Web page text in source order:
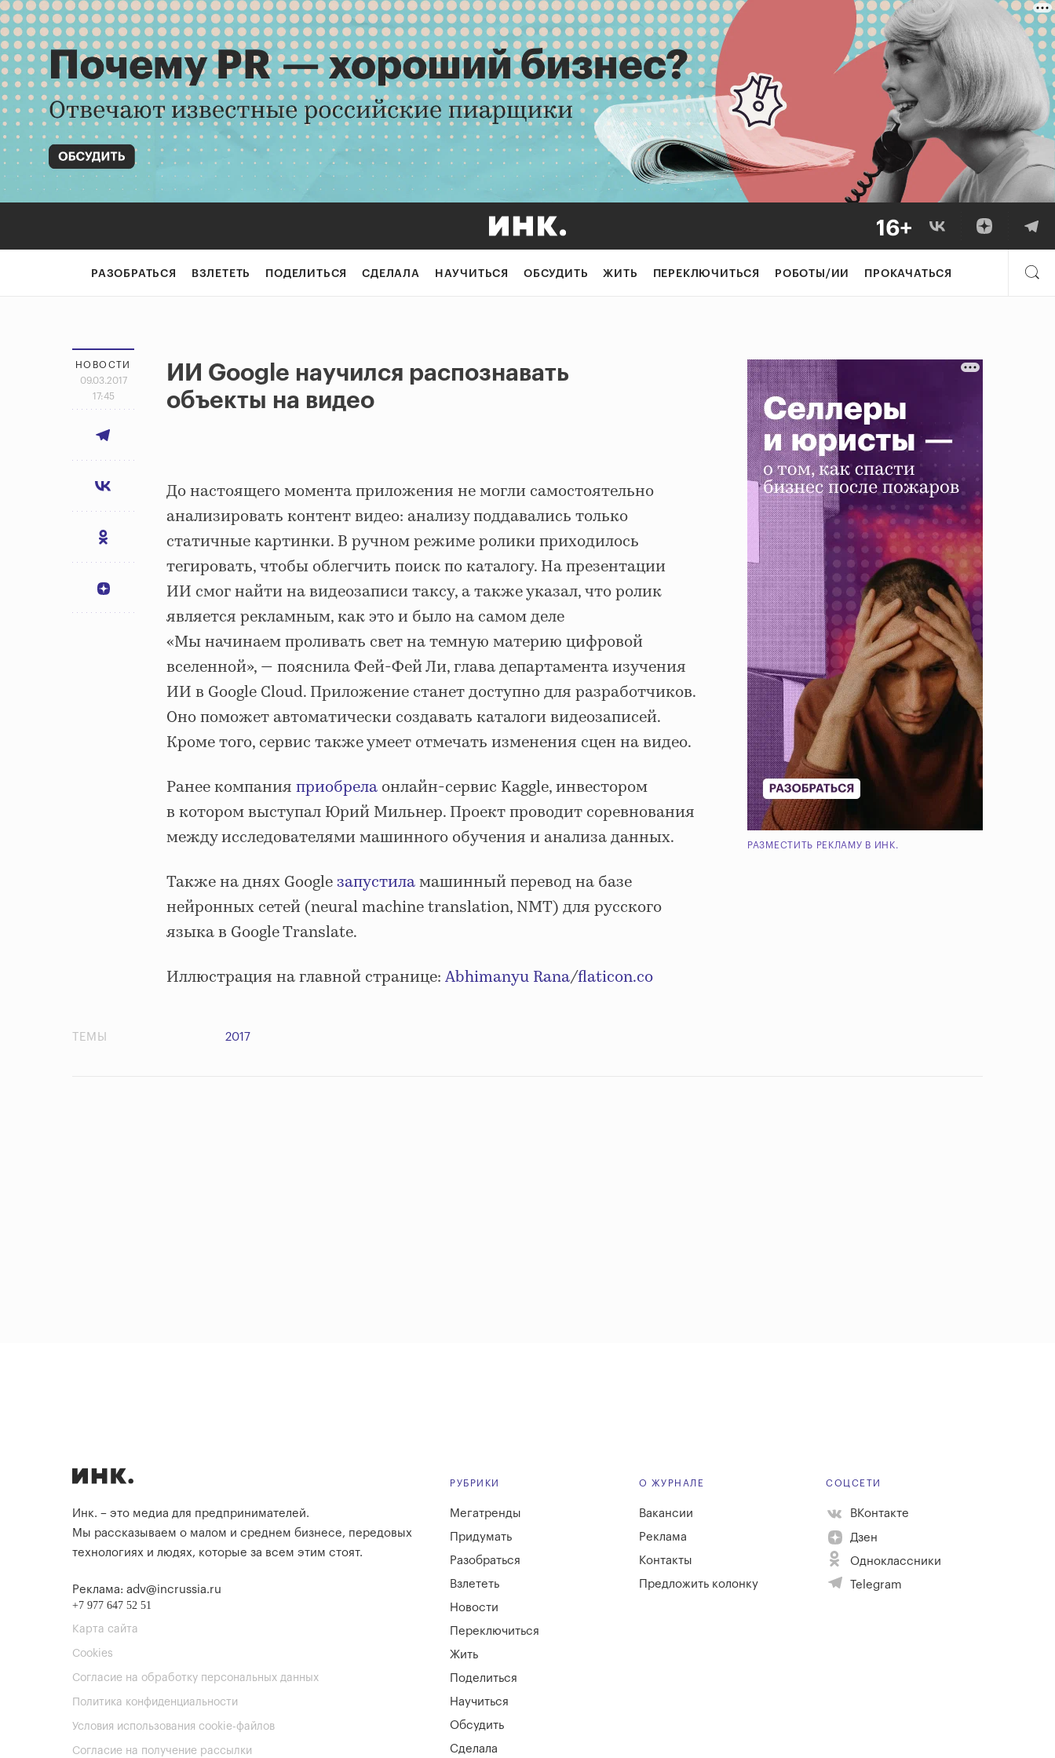
РАЗОБРАТЬСЯ ВЗЛЕТЕТЬ ПОДЕЛИТЬСЯ СДЕЛАЛА НАУЧИТЬСЯ ОБСУДИТЬ ЖИТЬ ПЕРЕКЛЮЧИТЬСЯ РОБОТЫ/ИИ ПРОКАЧАТЬСЯ
НОВОСТИ
09.03.2017
17:45
ИИ Google научился распознавать
объекты на видео
До настоящего момента приложения не могли самостоятельно
анализировать контент видео: анализу поддавались только
статичные картинки. В ручном режиме ролики приходилось
тегировать, чтобы облегчить поиск по каталогу. На презентации
ИИ смог найти на видеозаписи таксу, а также указал, что ролик
является рекламным, как это и было на самом деле
«Мы начинаем проливать свет на темную материю цифровой
вселенной», — пояснила Фей-Фей Ли, глава департамента изучения
ИИ в Google Cloud. Приложение станет доступно для разработчиков.
Оно поможет автоматически создавать каталоги видеозаписей.
Кроме того, сервис также умеет отмечать изменения сцен на видео.
Ранее компания приобрела онлайн-сервис Kaggle, инвестором
в котором выступал Юрий Мильнер. Проект проводит соревнования
между исследователями машинного обучения и анализа данных.
Также на днях Googleзапустиламашинный перевод на базе
нейронных сетей (neural machine translation, NMT) для русского
языка в Google Translate.
Иллюстрация на главной странице: Abhimanyu Rana/flaticon.co
РАЗМЕСТИТЬ РЕКЛАМУ В ИНК.
ТЕМЫ 2017
Инк. – это медиа для предпринимателей.
Мы рассказываем о малом и среднем бизнесе, передовых
технологиях и людях, которые за всем этим стоят.
Реклама: adv@incrussia.ru
+7 977 647 52 51
Карта сайта
Cookies
Согласие на обработку персональных данных
Политика конфиденциальности
Условия использования cookie-файлов
Согласие на получение рассылки
РУБРИКИ
Мегатренды
Придумать
Разобраться
Взлететь
Новости
Переключиться
Жить
Поделиться
Научиться
Обсудить
Сделала
О ЖУРНАЛЕ
Вакансии
Реклама
Контакты
Предложить колонку
СОЦСЕТИ
ВКонтакте
Дзен
Одноклассники
Telegram